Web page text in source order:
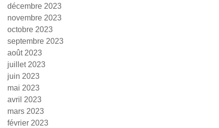
décembre 2023
novembre 2023
octobre 2023
septembre 2023
août 2023
juillet 2023
juin 2023
mai 2023
avril 2023
mars 2023
février 2023